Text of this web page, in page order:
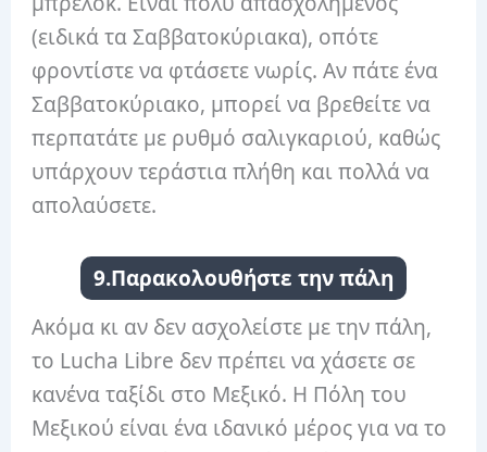
(ειδικά τα Σαββατοκύριακα), οπότε
φροντίστε να φτάσετε νωρίς. Αν πάτε ένα
Σαββατοκύριακο, μπορεί να βρεθείτε να
περπατάτε με ρυθμό σαλιγκαριού, καθώς
υπάρχουν τεράστια πλήθη και πολλά να
απολαύσετε.
9.Παρακολουθήστε την πάλη
Ακόμα κι αν δεν ασχολείστε με την πάλη,
το Lucha Libre δεν πρέπει να χάσετε σε
κανένα ταξίδι στο Μεξικό. Η Πόλη του
Μεξικού είναι ένα ιδανικό μέρος για να το